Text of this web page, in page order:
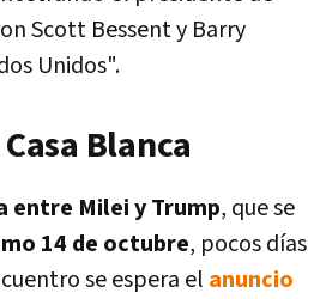
Scott Bessent y Barry
Unidos".
Blanca
entre Milei y Trump, que se
14 de octubre, pocos días
se espera el anuncio